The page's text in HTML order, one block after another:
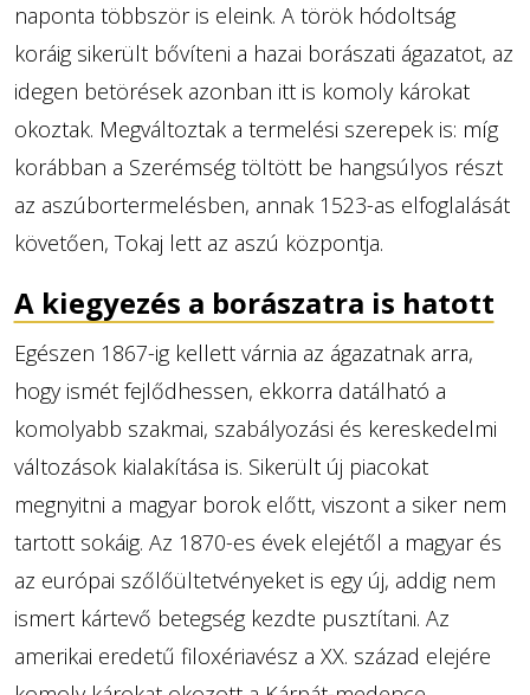
naponta többször is eleink. A török hódoltság
koráig sikerült bővíteni a hazai borászati ágazatot, az
idegen betörések azonban itt is komoly károkat
okoztak. Megváltoztak a termelési szerepek is: míg
korábban a Szerémség töltött be hangsúlyos részt
az aszúbortermelésben, annak 1523-as elfoglalását
követően, Tokaj lett az aszú központja.
A kiegyezés a borászatra is hatott
Egészen 1867-ig kellett várnia az ágazatnak arra,
hogy ismét fejlődhessen, ekkorra datálható a
komolyabb szakmai, szabályozási és kereskedelmi
változások kialakítása is. Sikerült új piacokat
megnyitni a magyar borok előtt, viszont a siker nem
tartott sokáig. Az 1870-es évek elejétől a magyar és
az európai szőlőültetvényeket is egy új, addig nem
ismert kártevő betegség kezdte pusztítani. Az
amerikai eredetű filoxériavész a XX. század elejére